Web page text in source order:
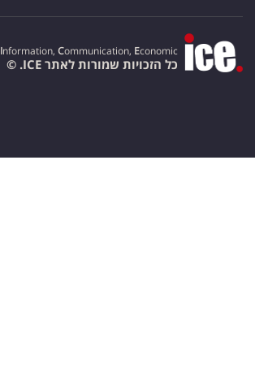
Information, Communication, Economic
כל הזכויות שמורות לאתר ICE. ©